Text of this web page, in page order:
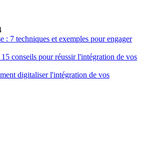
: 7 techniques et exemples pour engager
conseils pour réussir l'intégration de vos
digitaliser l'intégration de vos